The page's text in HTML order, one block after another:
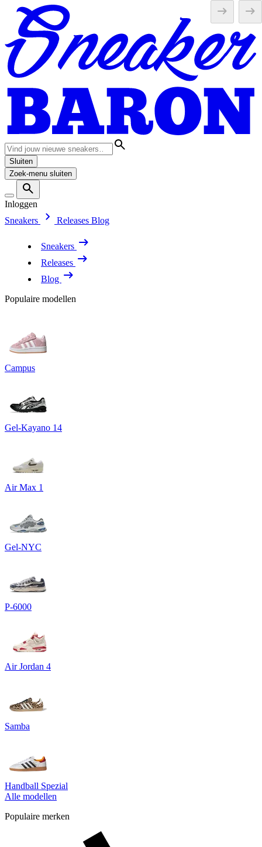
Sluiten
Zoek-menu sluiten
Inloggen
Sneakers
Releases Blog
Sneakers
Releases
Blog
Populaire modellen
Campus
Gel-Kayano 14
Air Max 1
Gel-NYC
P-6000
Air Jordan 4
Samba
Handball Spezial
Alle modellen
Populaire merken